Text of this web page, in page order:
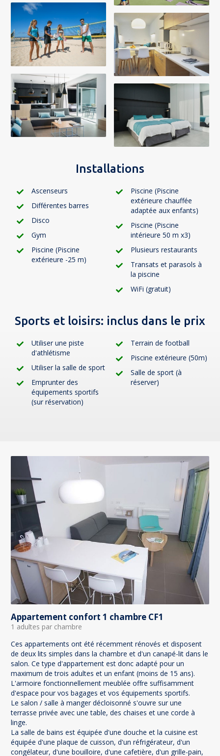
Installations
Ascenseurs
Différentes barres
Disco
Gym
Piscine (Piscine
extérieure -25 m)
Piscine (Piscine
extérieure chauffée
adaptée aux enfants)
Piscine (Piscine
intérieure 50 m x3)
Plusieurs restaurants
Transats et parasols à
la piscine
WiFi (gratuit)
Sports et loisirs: inclus dans le prix
Utiliser une piste
d'athlétisme
Utiliser la salle de sport
Emprunter des
équipements sportifs
(sur réservation)
Terrain de football
Piscine extérieure (50m)
Salle de sport (à
réserver)
Appartement confort 1 chambre CF1
1 adultes par chambre
Ces appartements ont été récemment rénovés et disposent
de deux lits simples dans la chambre et d'un canapé-lit dans le
salon. Ce type d'appartement est donc adapté pour un
maximum de trois adultes et un enfant (moins de 15 ans).
L'armoire fonctionnellement meublée offre suffisamment
d'espace pour vos bagages et vos équipements sportifs.
Le salon / salle à manger décloisonné s'ouvre sur une
terrasse privée avec une table, des chaises et une corde à
linge.
La salle de bains est équipée d'une douche et la cuisine est
équipée d'une plaque de cuisson, d'un réfrigérateur, d'un
congélateur, d'une bouilloire, d'une cafetière, d'un grille-pain,